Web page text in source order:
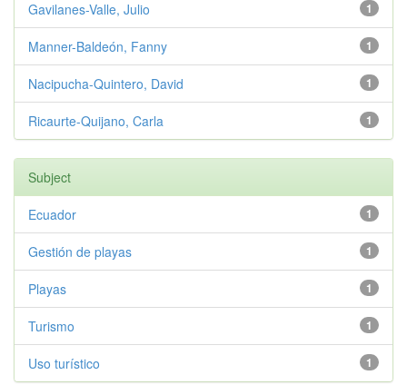
1
Gavilanes-Valle, Julio
1
Manner-Baldeón, Fanny
1
Nacipucha-Quintero, David
1
Ricaurte-Quijano, Carla
Subject
1
Ecuador
1
Gestión de playas
1
Playas
1
Turismo
1
Uso turístico